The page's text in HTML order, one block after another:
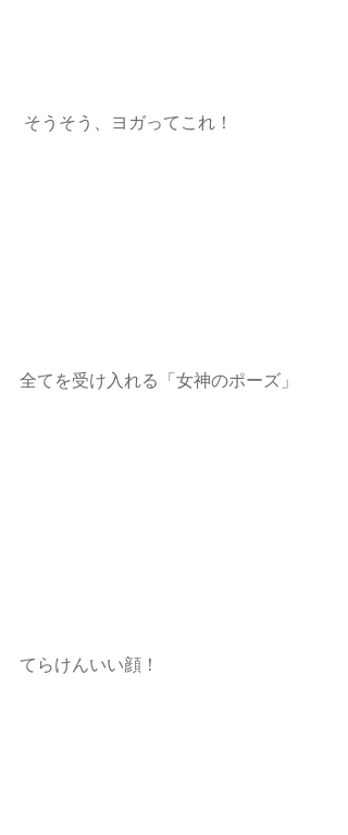
そうそう、ヨガってこれ！
全てを受け入れる「女神のポーズ」
てらけんいい顔！